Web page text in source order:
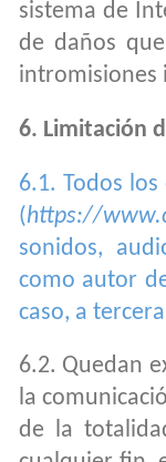
sistema de
de daños
intromisiones
6. Limitación
6.1. Todos
(https://
sonidos,
como autor
caso, a
6.2. Quedan
la
de la